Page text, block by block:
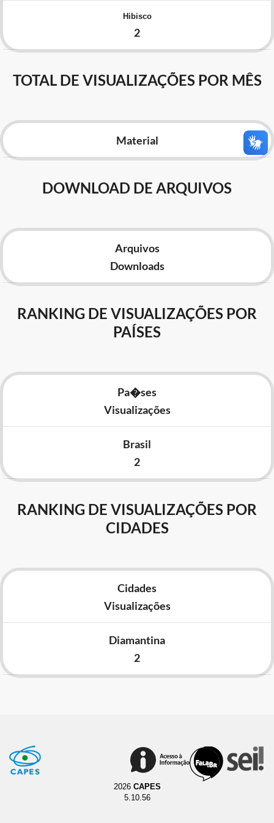
Banco Central do Brasil
Hibisco
2
TOTAL DE VISUALIZAÇÕES POR MÊS
Material
DOWNLOAD DE ARQUIVOS
Arquivos
Downloads
RANKING DE VISUALIZAÇÕES POR
PAÍSES
Pa�ses
Visualizações
Brasil
2
RANKING DE VISUALIZAÇÕES POR
CIDADES
Cidades
Visualizações
Diamantina
2
2026 CAPES
5.10.56